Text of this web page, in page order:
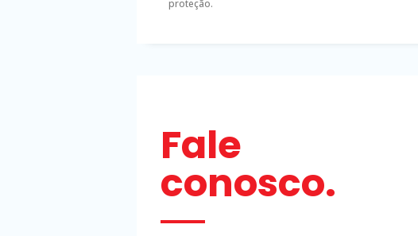
proteção.
Fale
conosco.